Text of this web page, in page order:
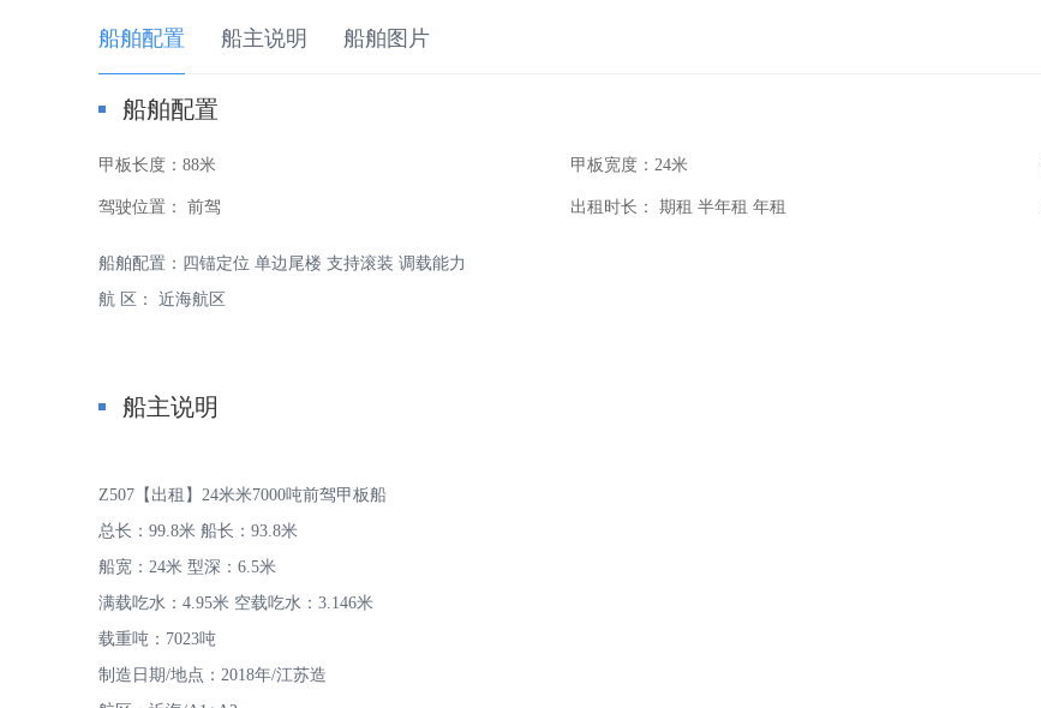
之
-
船舶配置 船主说明 船舶图片
船舶配置
甲板长度： 88米 甲板宽度： 24米
驾驶位置： 前驾 出租时长： 期租 半年租 年租
船舶配置：四锚定位 单边尾楼 支持滚装 调载能力
航 区： 近海航区
船主说明
Z507【出租】24米米7000吨前驾甲板船
总长：99.8米 船长：93.8米
船宽：24米 型深：6.5米
满载吃水：4.95米 空载吃水：3.146米
载重吨：7023吨
制造日期/地点：2018年/江苏造